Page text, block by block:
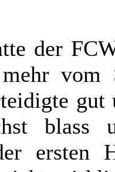
der
vom
ersten